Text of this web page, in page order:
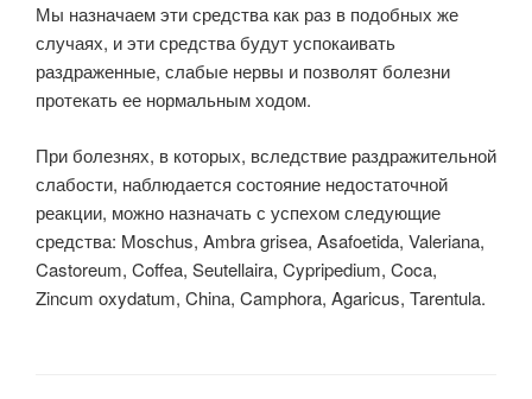
Мы назначаем эти средства как раз в подобных же
случаях, и эти средства будут успокаивать
раздраженные, слабые нервы и позволят болезни
протекать ее нормальным ходом.
При болезнях, в которых, вследствие раздражительной
слабости, наблюдается состояние недостаточной
реакции, можно назначать с успехом следующие
средства: Moschus, Ambra grisea, Asafoetida, Valeriana,
Castoreum, Coffea, Seutellaira, Cypripedium, Coca,
Zincum oxydatum, China, Camphora, Agaricus, Tarentula.